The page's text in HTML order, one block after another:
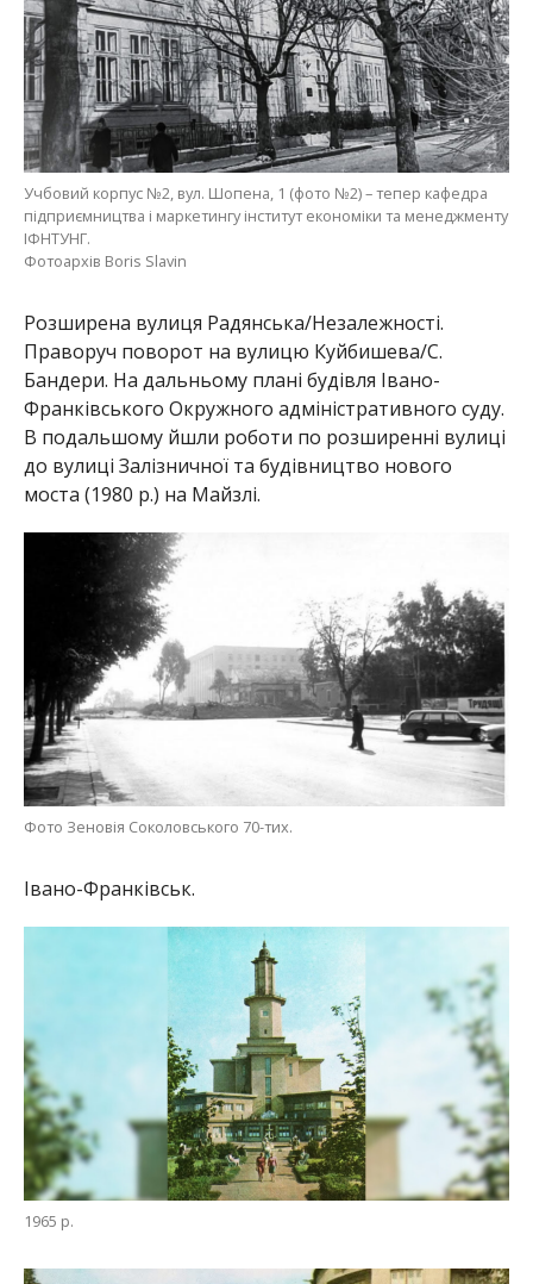
Учбовий корпус №2, вул. Шопена, 1 (фото №2) – тепер кафедра
підприємництва і маркетингу інститут економіки та менеджменту
ІФНТУНГ.
Фотоархів Boris Slavin
Розширена вулиця Радянська/Незалежності.
Праворуч поворот на вулицю Куйбишева/С.
Бандери. На дальньому плані будівля Івано-
Франківського Окружного адміністративного суду.
В подальшому йшли роботи по розширенні вулиці
до вулиці Залізничної та будівництво нового
моста (1980 р.) на Майзлі.
Фото Зеновія Соколовського 70-тих.
Івано-Франківськ.
1965 р.